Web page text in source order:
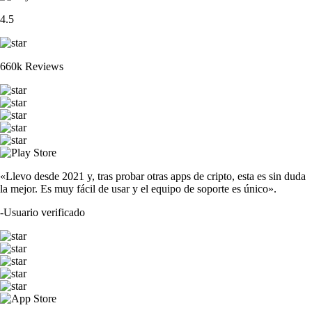
4.5
660k Reviews
«Llevo desde 2021 y, tras probar otras apps de cripto, esta es sin duda
la mejor. Es muy fácil de usar y el equipo de soporte es único».
-Usuario verificado